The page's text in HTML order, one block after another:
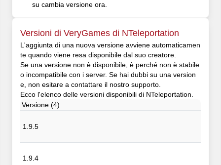
su cambia versione ora.
Versioni di VeryGames di NTeleportation
L'aggiunta di una nuova versione avviene automaticamen
te quando viene resa disponibile dal suo creatore.
Se una versione non è disponibile, è perché non è stabile
o incompatibile con i server. Se hai dubbi su una version
e, non esitare a contattare il nostro supporto.
Ecco l'elenco delle versioni disponibili di NTeleportation.
Versione (4)
1.9.5
1.9.4